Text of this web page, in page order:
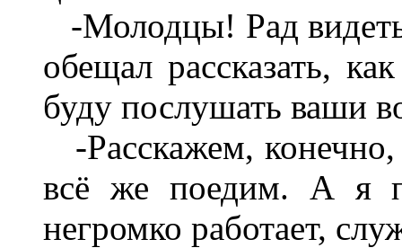
-Молодцы! Рад
обещал рассказать,
буду послушать ваши
-Расскажем, конечно,
всё же поедим. А я
негромко работает,